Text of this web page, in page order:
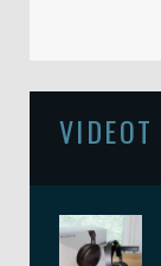
VIDEOT